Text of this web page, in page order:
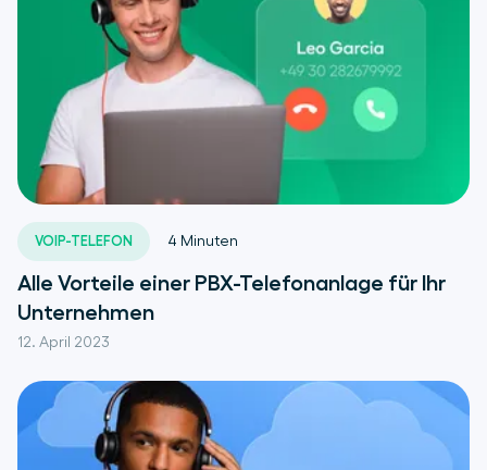
VOIP-TELEFON
12. April 2023
4 Minuten
Alle Vorteile einer PBX-Telefonanlage für Ihr
Unternehmen